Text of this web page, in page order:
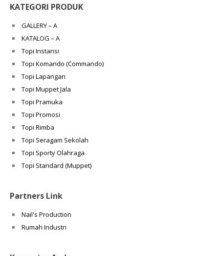
KATEGORI PRODUK
GALLERY – A
KATALOG – A
Topi Instansi
Topi Komando (Commando)
Topi Lapangan
Topi Muppet Jala
Topi Pramuka
Topi Promosi
Topi Rimba
Topi Seragam Sekolah
Topi Sporty Olahraga
Topi Standard (Muppet)
Partners Link
Nail's Production
Rumah Industri